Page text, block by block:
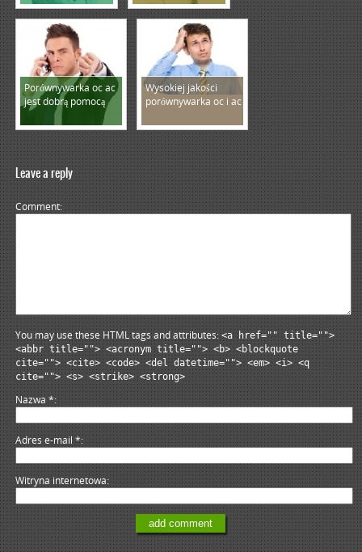
Porównywarka oc ac
jest dobrą pomocą
Wysokiej jakości
porównywarka oc i ac
Leave a reply
Comment
You may use these HTML tags and attributes:<a href="" title="">
<abbr title=""> <acronym title=""> <b> <blockquote
cite=""> <cite> <code> <del datetime=""> <em> <i> <q
cite=""> <s> <strike> <strong>
Nazwa*
Adres e-mail*
Witryna internetowa